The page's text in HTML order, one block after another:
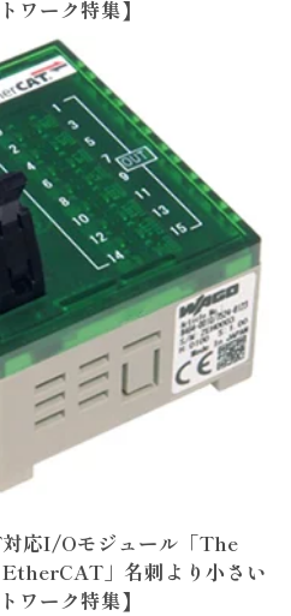
ワーク特集】
応I/Oモジュール「The
」名刺より小さい
ワーク特集】